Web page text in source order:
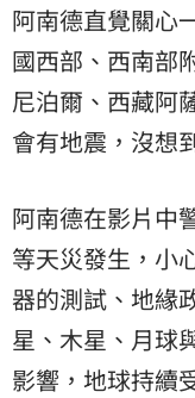
阿南德直覺關心
國西部、西南部
尼泊爾、西藏阿
會有地震，沒想
阿南德在影片中
等天災發生，小
器的測試、地緣
星、木星、月球
影響，地球持續